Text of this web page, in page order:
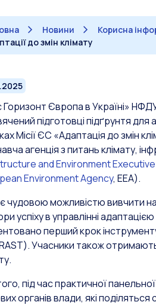
Новини Корисна
до змін клімату
Горизонт Європа в Україні»
підготовці підґрунтя
Місії ЄС «Адаптація до змін
агенція з питань клімату,
and Environment
Environment Agency, EEA).
є чудовою можливістю вивчити
успіху в управлінні
перший крок
Учасники також отримають
під час практичної
органів влади, які